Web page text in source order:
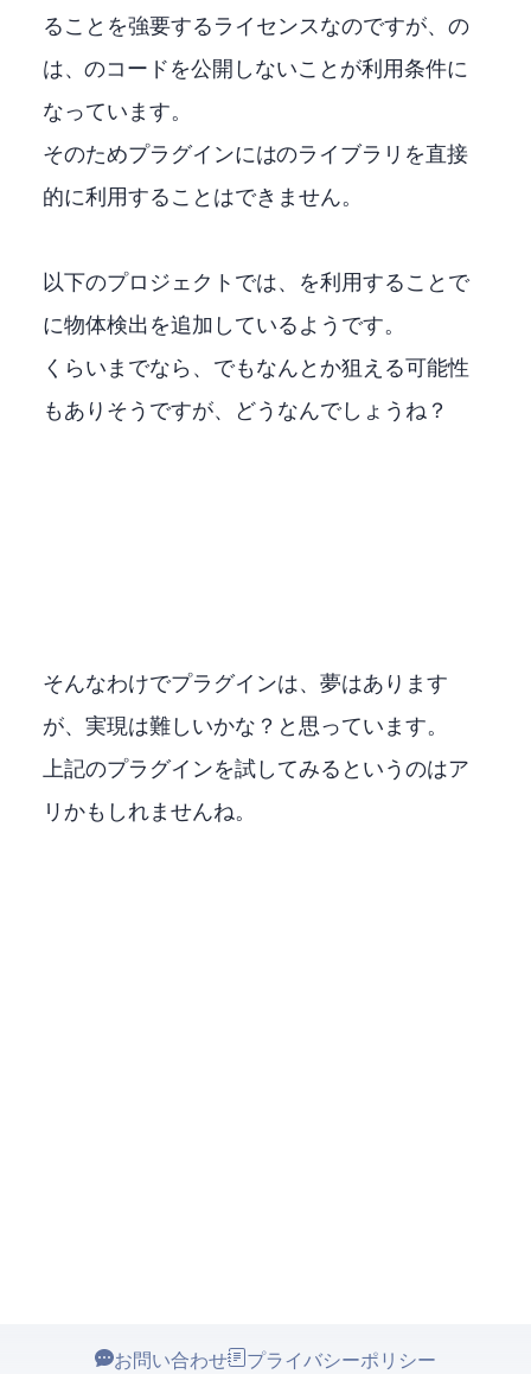
ることを強要するライセンスなのですが、tensorrtのNVIDIA
は、NVIDIAのコードを公開しないことが利用条件に
なっています。
そのためOBSプラグインにはNVIDIAのライブラリを直接
的に利用することはできません。
以下のプロジェクトでは、ONNX-DirectMLを利用することでOBS
に物体検出を追加しているようです。
30fpsくらいまでなら、DirectMLでもなんとか狙える可能性
もありそうですが、どうなんでしょうね？
そんなわけでOBSプラグインは、夢はあります
が、実現は難しいかな？と思っています。
上記のプラグインを試してみるというのはア
リかもしれませんね。
お問い合わせ プライバシーポリシー